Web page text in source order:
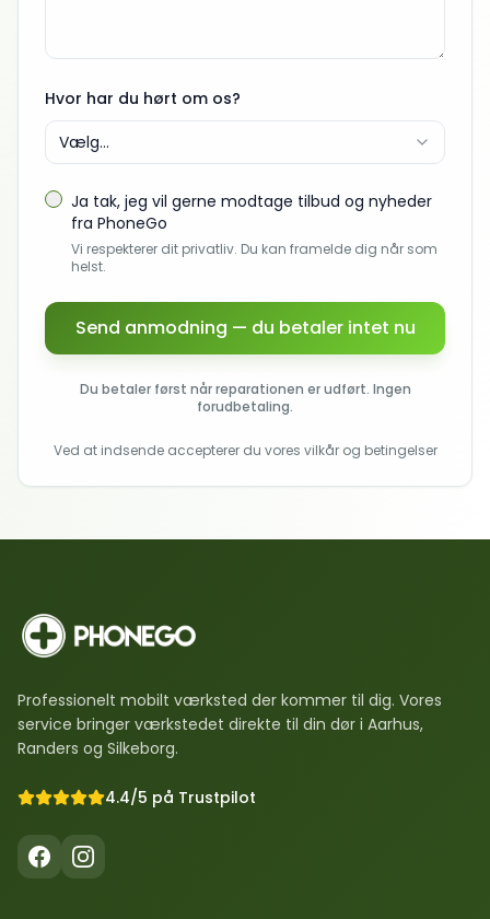
Hvor har du hørt om os?
Vælg...
Ja tak, jeg vil gerne modtage tilbud og nyheder
fra PhoneGo
Vi respekterer dit privatliv. Du kan framelde dig når som
helst.
Send anmodning — du betaler intet nu
Du betaler først når reparationen er udført. Ingen
forudbetaling.
Ved at indsende accepterer du vores vilkår og betingelser
Professionelt mobilt værksted der kommer til dig. Vores
service bringer værkstedet direkte til din dør i Aarhus,
Randers og Silkeborg.
4.4/5 på Trustpilot